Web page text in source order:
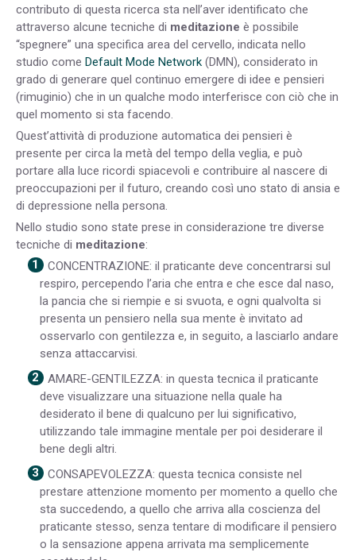
contributo di questa ricerca sta nell’aver identificato che
attraverso alcune tecniche di meditazione è possibile
“spegnere” una specifica area del cervello, indicata nello
studio come Default Mode Network (DMN), considerato in
grado di generare quel continuo emergere di idee e pensieri
(rimuginio) che in un qualche modo interferisce con ciò che in
quel momento si sta facendo.
Quest’attività di produzione automatica dei pensieri è
presente per circa la metà del tempo della veglia, e può
portare alla luce ricordi spiacevoli e contribuire al nascere di
preoccupazioni per il futuro, creando così uno stato di ansia e
di depressione nella persona.
Nello studio sono state prese in considerazione tre diverse
tecniche di meditazione:
CONCENTRAZIONE: il praticante deve concentrarsi sul
respiro, percependo l’aria che entra e che esce dal naso,
la pancia che si riempie e si svuota, e ogni qualvolta si
presenta un pensiero nella sua mente è invitato ad
osservarlo con gentilezza e, in seguito, a lasciarlo andare
senza attaccarvisi.
AMARE-GENTILEZZA: in questa tecnica il praticante
deve visualizzare una situazione nella quale ha
desiderato il bene di qualcuno per lui significativo,
utilizzando tale immagine mentale per poi desiderare il
bene degli altri.
CONSAPEVOLEZZA: questa tecnica consiste nel
prestare attenzione momento per momento a quello che
sta succedendo, a quello che arriva alla coscienza del
praticante stesso, senza tentare di modificare il pensiero
o la sensazione appena arrivata ma semplicemente